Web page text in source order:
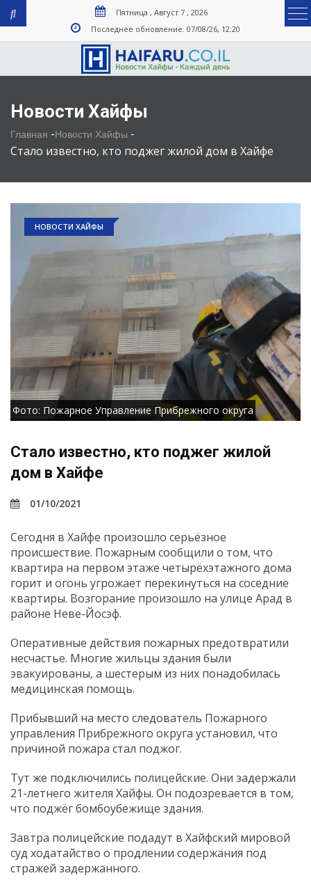
Пятница , Август 7 , 2026
Последнее обновление: 07/08/26, 12:20
Новости Хайфы
Главная -Новости Хайфы -
Стало известно, кто поджег жилой дом в Хайфе
НОВОСТИ ХАЙФЫ
Фото: Пожарное Управление Прибрежного округа
Стало известно, кто поджег жилой
дом в Хайфе
01/10/2021
Сегодня в Хайфе произошло серьёзное
происшествие. Пожарным сообщили о том, что
квартира на первом этаже четырёхэтажного дома
горит и огонь угрожает перекинуться на соседние
квартиры. Возгорание произошло на улице Арад в
районе Неве-Йосэф.
Оперативные действия пожарных предотвратили
несчастье. Многие жильцы здания были
эвакуированы, а шестерым из них понадобилась
медицинская помощь.
Прибывший на место следователь Пожарного
управления Прибрежного округа установил, что
причиной пожара стал поджог.
Тут же подключились полицейские. Они задержали
21-летнего жителя Хайфы. Он подозревается в том,
что поджёг бомбоубежище здания.
Завтра полицейские подадут в Хайфский мировой
суд ходатайство о продлении содержания под
стражей задержанного.